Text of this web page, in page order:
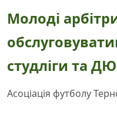
Молоді
студліги та
Асоціація футболу